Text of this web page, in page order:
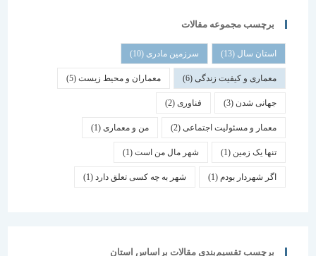
برچسب مجموعه مقالات
استان سال(13) سرزمین مادری(10)
معماری و کیفیت زندگی(6) معماران و محیط زیست(5)
جهانی شدن(3) فناوری (2)
معمار و مسئولیت اجتماعی (2) من و معماری (1)
تنها یک زمین(1) شهر مال من است(1)
اگر شهردار بودم (1) شهر به چه کسی تعلق دارد(1)
برچسب تقسیم‌بندی مقالات براساس استان